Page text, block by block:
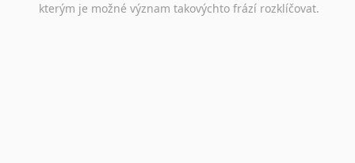
kterým je možné význam takovýchto frází rozklíčovat.